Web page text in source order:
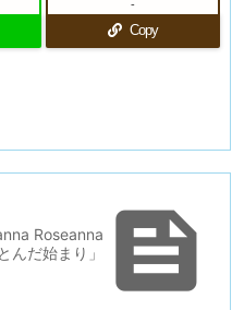
Copy
-

Roseanna
んだ始まり」